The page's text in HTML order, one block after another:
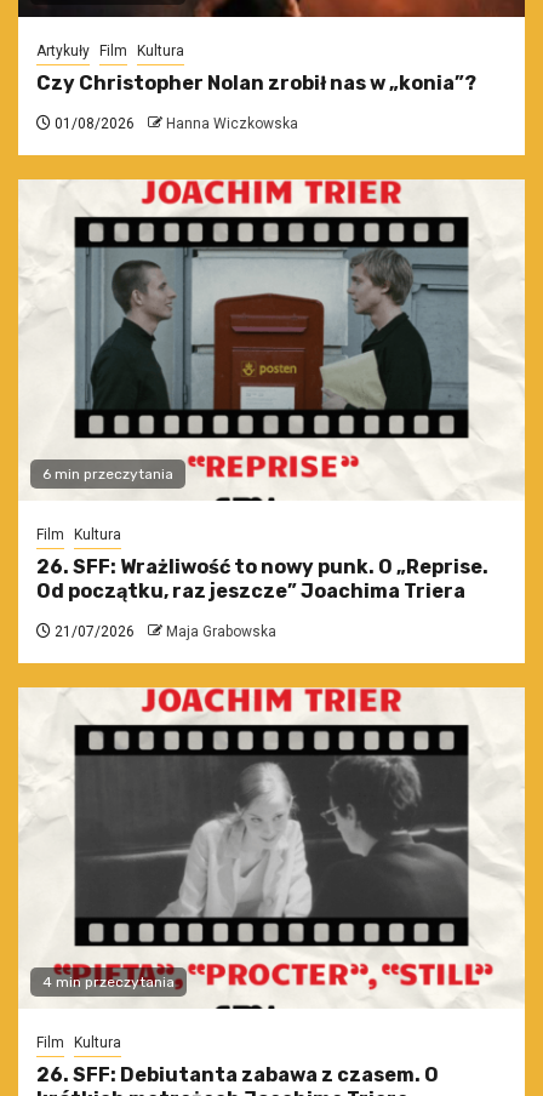
Artykuły Film Kultura
Czy Christopher Nolan zrobił nas w „konia”?
01/08/2026 Hanna Wiczkowska
6 min przeczytania
Film Kultura
26. SFF: Wrażliwość to nowy punk. O „Reprise.
Od początku, raz jeszcze” Joachima Triera
21/07/2026 Maja Grabowska
4 min przeczytania
Film Kultura
26. SFF: Debiutanta zabawa z czasem. O